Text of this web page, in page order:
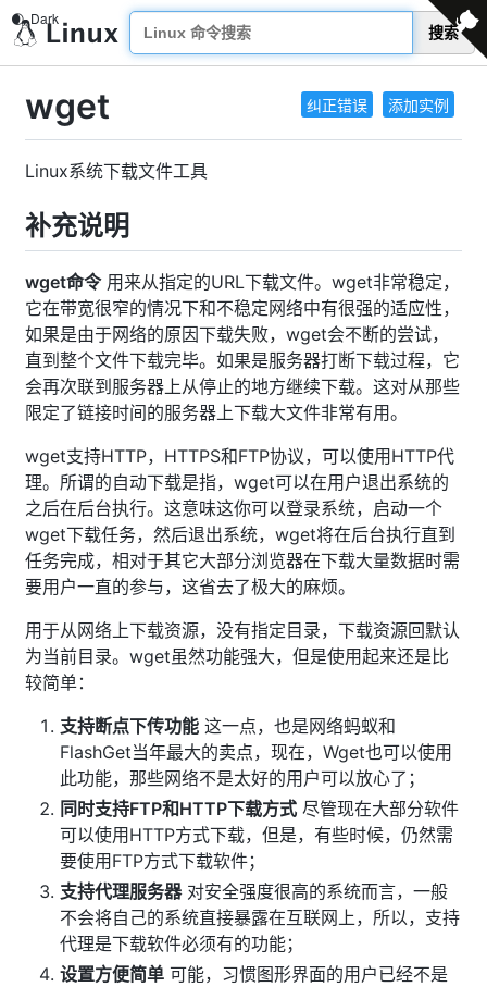
搜索
纠正错误 添加实例
wget
Linux系统下载文件工具
补充说明
wget命令用来从指定的URL下载文件。wget非常稳定，
它在带宽很窄的情况下和不稳定网络中有很强的适应性，
如果是由于网络的原因下载失败，wget会不断的尝试，
直到整个文件下载完毕。如果是服务器打断下载过程，它
会再次联到服务器上从停止的地方继续下载。这对从那些
限定了链接时间的服务器上下载大文件非常有用。
wget支持HTTP，HTTPS和FTP协议，可以使用HTTP代
理。所谓的自动下载是指，wget可以在用户退出系统的
之后在后台执行。这意味这你可以登录系统，启动一个
wget下载任务，然后退出系统，wget将在后台执行直到
任务完成，相对于其它大部分浏览器在下载大量数据时需
要用户一直的参与，这省去了极大的麻烦。
用于从网络上下载资源，没有指定目录，下载资源回默认
为当前目录。wget虽然功能强大，但是使用起来还是比
较简单：
支持断点下传功能 这一点，也是网络蚂蚁和
FlashGet当年最大的卖点，现在，Wget也可以使用
此功能，那些网络不是太好的用户可以放心了；
同时支持FTP和HTTP下载方式 尽管现在大部分软件
可以使用HTTP方式下载，但是，有些时候，仍然需
要使用FTP方式下载软件；
支持代理服务器对安全强度很高的系统而言，一般
不会将自己的系统直接暴露在互联网上，所以，支持
代理是下载软件必须有的功能；
设置方便简单 可能，习惯图形界面的用户已经不是